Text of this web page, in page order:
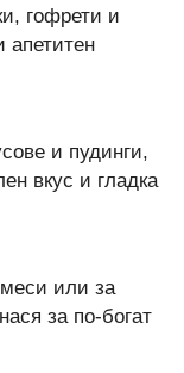
гофрети и
апетитен
и пудинги,
вкус и гладка
или за
за по-богат